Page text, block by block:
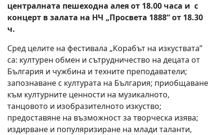
централната пешеходна алея от 18.00 часа и с
концерт в залата на НЧ „Просвета 1888“ от 18.30
ч.
Сред целите на фестивала „Корабът на изкуствата”
са: културен обмен и сътрудничество на децата от
България и чужбина и техните преподаватели;
запознаване с културата на България; приобщаване
към културните ценности на музикалното,
танцовото и изобразителното изкуство;
предоставяне на възможност за творческа изява;
издирване и популяризиране на млади таланти,